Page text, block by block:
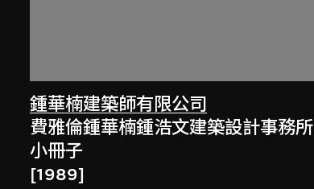
鍾華楠建築師有限公司
費雅倫鍾華楠鍾浩文建築設計事務所
小冊子
[1989]